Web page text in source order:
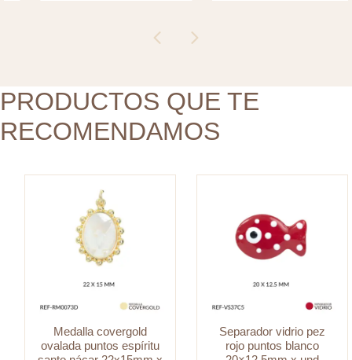
22x15mm
x
und
und
PRODUCTOS QUE TE
RECOMENDAMOS
Medalla covergold
ovalada puntos espíritu
Separador vidrio pez
rojo puntos blanco